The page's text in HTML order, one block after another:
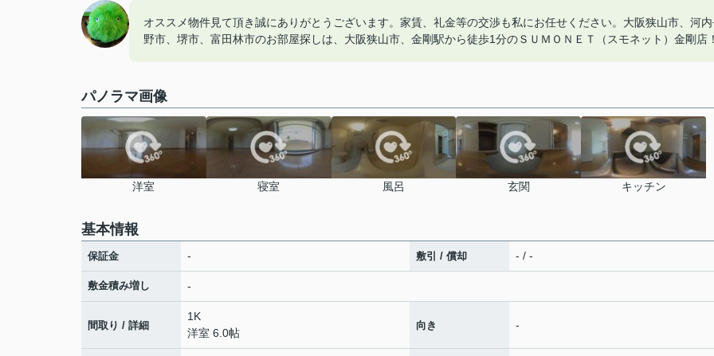
オススメ物件見て頂き誠にありがとうございます。家賃、礼金等の交渉も私にお任せください。大阪狭山市、河
野市、堺市、富田林市のお部屋探しは、大阪狭山市、金剛駅から徒歩1分のＳＵＭＯＮＥＴ（スモネット）金剛店
パノラマ画像
洋室 寝室 風呂 玄関 キッチン
基本情報
保証金 - 敷引 / 償却 - / -
敷金積み増し -
間取り / 詳細
1K
洋室 6.0帖
向き -